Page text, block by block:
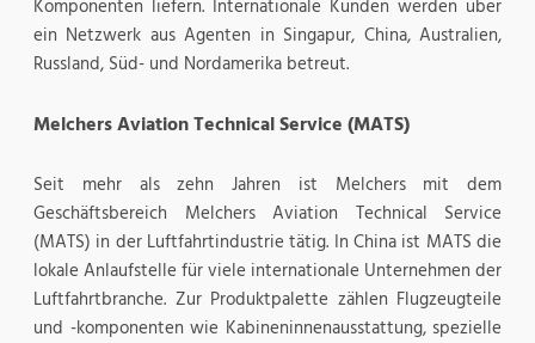
Komponenten liefern. Internationale Kunden werden über
ein Netzwerk aus Agenten in Singapur, China, Australien,
Russland, Süd- und Nordamerika betreut.
Melchers Aviation Technical Service (MATS)
Seit mehr als zehn Jahren ist Melchers mit dem
Geschäftsbereich Melchers Aviation Technical Service
(MATS) in der Luftfahrtindustrie tätig. In China ist MATS die
lokale Anlaufstelle für viele internationale Unternehmen der
Luftfahrtbranche. Zur Produktpalette zählen Flugzeugteile
und -komponenten wie Kabineninnenausstattung, spezielle